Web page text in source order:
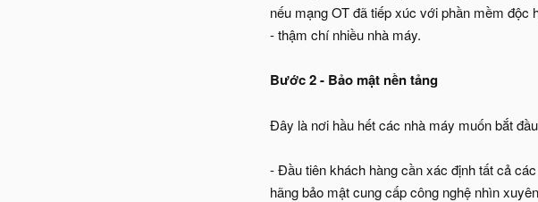
nếu mạng OT đã tiếp xúc với phần mềm độc
- thậm chí nhiều nhà máy.
Bước 2 - Bảo mật nền tảng
Đây là nơi hầu hết các nhà máy muốn bắt
- Đầu tiên khách hàng cần xác định tất cả
hãng bảo mật cung cấp công nghệ nhìn